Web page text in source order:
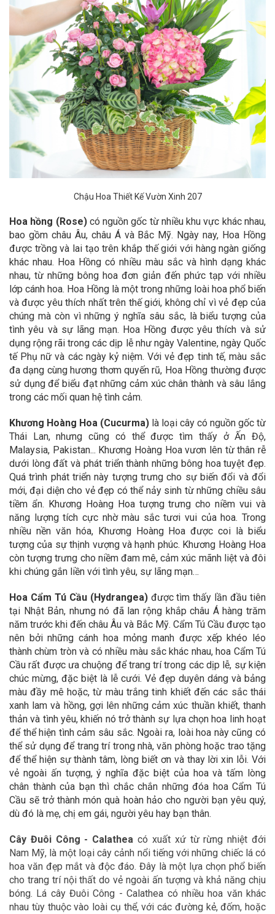
Chậu Hoa Thiết Kế Vườn Xinh 207
Hoa hồng (Rose) có nguồn gốc từ nhiều khu vực khác nhau,
bao gồm châu Âu, châu Á và Bắc Mỹ. Ngày nay, Hoa Hồng
được trồng và lai tạo trên khắp thế giới với hàng ngàn giống
khác nhau. Hoa Hồng có nhiều màu sắc và hình dạng khác
nhau, từ những bông hoa đơn giản đến phức tạp với nhiều
lớp cánh hoa. Hoa Hồng là một trong những loài hoa phổ biến
và được yêu thích nhất trên thế giới, không chỉ vì vẻ đẹp của
chúng mà còn vì những ý nghĩa sâu sắc, là biểu tượng của
tình yêu và sự lãng mạn. Hoa Hồng được yêu thích và sử
dụng rộng rãi trong các dịp lễ như ngày Valentine, ngày Quốc
tế Phụ nữ và các ngày kỷ niệm. Với vẻ đẹp tinh tế, màu sắc
đa dạng cùng hương thơm quyến rũ, Hoa Hồng thường được
sử dụng để biểu đạt những cảm xúc chân thành và sâu lắng
trong các mối quan hệ tình cảm.
Khương Hoàng Hoa (Cucurma) là loại cây có nguồn gốc từ
Thái Lan, nhưng cũng có thể được tìm thấy ở Ấn Độ,
Malaysia, Pakistan... Khương Hoàng Hoa vươn lên từ thân rễ
dưới lòng đất và phát triển thành những bông hoa tuyệt đẹp.
Quá trình phát triển này tượng trưng cho sự biến đổi và đổi
mới, đại diện cho vẻ đẹp có thể nảy sinh từ những chiều sâu
tiềm ẩn. Khương Hoàng Hoa tượng trưng cho niềm vui và
năng lượng tích cực nhờ màu sắc tươi vui của hoa. Trong
nhiều nền văn hóa, Khương Hoàng Hoa được coi là biểu
tượng của sự thịnh vượng và hạnh phúc. Khương Hoàng Hoa
còn tượng trưng cho niềm đam mê, cảm xúc mãnh liệt và đôi
khi chúng gắn liền với tình yêu, sự lãng mạn…
Hoa Cẩm Tú Cầu (Hydrangea)được tìm thấy lần đầu tiên
tại Nhật Bản, nhưng nó đã lan rộng khắp châu Á hàng trăm
năm trước khi đến châu Âu và Bắc Mỹ. Cẩm Tú Cầu được tạo
nên bởi những cánh hoa mỏng manh được xếp khéo léo
thành chùm tròn và có nhiều màu sắc khác nhau, hoa Cẩm Tú
Cầu rất được ưa chuộng để trang trí trong các dịp lễ, sự kiện
chúc mừng, đặc biệt là lễ cưới. Vẻ đẹp duyên dáng và bảng
màu đầy mê hoặc, từ màu trắng tinh khiết đến các sắc thái
xanh lam và hồng, gợi lên những cảm xúc thuần khiết, thanh
thản và tình yêu, khiến nó trở thành sự lựa chọn hoa linh hoạt
để thể hiện tình cảm sâu sắc. Ngoài ra, loài hoa này cũng có
thể sử dụng để trang trí trong nhà, văn phòng hoặc trao tặng
để thể hiện sự thành tâm, lòng biết ơn và thay lời xin lỗi. Với
vẻ ngoài ấn tượng, ý nghĩa đặc biệt của hoa và tấm lòng
chân thành của bạn thì chắc chắn những đóa hoa Cẩm Tú
Cầu sẽ trở thành món quà hoàn hảo cho người bạn yêu quý,
dù đó là mẹ, chị em gái, người yêu hay bạn thân.
Cây Đuôi Công - Calathea có xuất xứ từ rừng nhiệt đới
Nam Mỹ, là một loại cây cảnh nổi tiếng với những chiếc lá có
hoa văn đẹp mắt và độc đáo. Đây là một lựa chọn phổ biến
cho trang trí nội thất do vẻ ngoài ấn tượng và khả năng chịu
bóng. Lá cây Đuôi Công - Calathea có nhiều hoa văn khác
nhau tùy thuộc vào loài cụ thể, với các đường kẻ, đốm, hoặc